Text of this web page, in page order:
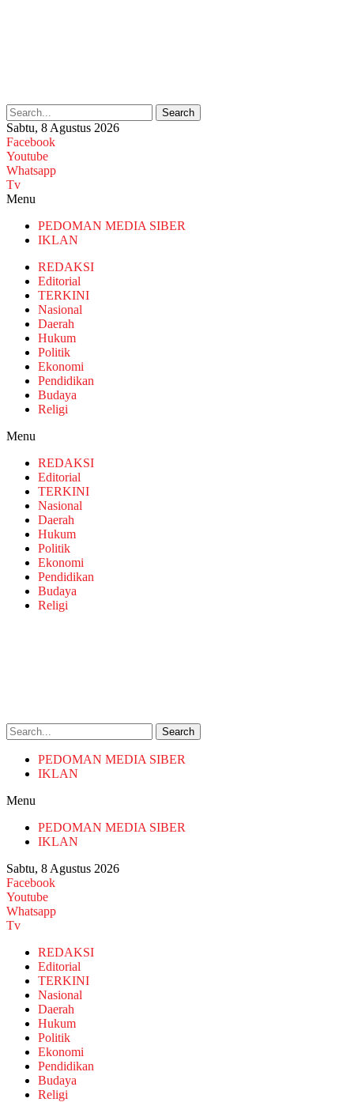
Search
Sabtu, 8 Agustus 2026
Facebook
Youtube
Whatsapp
Tv
Menu
PEDOMAN MEDIA SIBER
IKLAN
REDAKSI
Editorial
TERKINI
Nasional
Daerah
Hukum
Politik
Ekonomi
Pendidikan
Budaya
Religi
Menu
REDAKSI
Editorial
TERKINI
Nasional
Daerah
Hukum
Politik
Ekonomi
Pendidikan
Budaya
Religi
Search
PEDOMAN MEDIA SIBER
IKLAN
Menu
PEDOMAN MEDIA SIBER
IKLAN
Sabtu, 8 Agustus 2026
Facebook
Youtube
Whatsapp
Tv
REDAKSI
Editorial
TERKINI
Nasional
Daerah
Hukum
Politik
Ekonomi
Pendidikan
Budaya
Religi